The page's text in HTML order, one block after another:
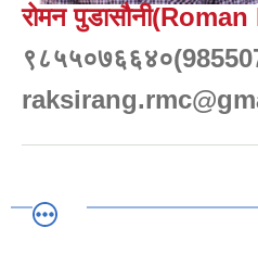
रोमन